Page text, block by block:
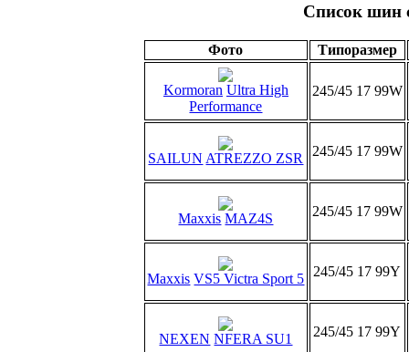
Список шин
Фото Типоразмер
Kormoran Ultra High
Performance
245/45 17 99W
SAILUN ATREZZO ZSR 245/45 17 99W
Maxxis MAZ4S 245/45 17 99W
Maxxis VS5 Victra Sport 5 245/45 17 99Y
NEXEN NFERA SU1 245/45 17 99Y